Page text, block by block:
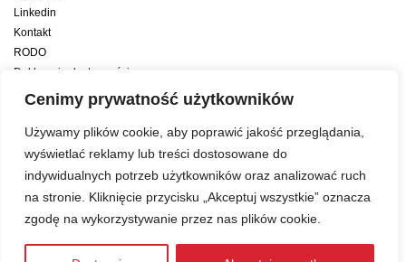
Cenimy prywatność użytkowników
Używamy plików cookie, aby poprawić jakość przeglądania,
wyświetlać reklamy lub treści dostosowane do
indywidualnych potrzeb użytkowników oraz analizować ruch
na stronie. Kliknięcie przycisku „Akceptuj wszystkie” oznacza
zgodę na wykorzystywanie przez nas plików cookie.
Linkedin
Kontakt
RODO
Deklaracja dostępności
Deklaracja dostępności cyfrowej
konsultanta amerykańskiego programu zarządzania przez cele Best